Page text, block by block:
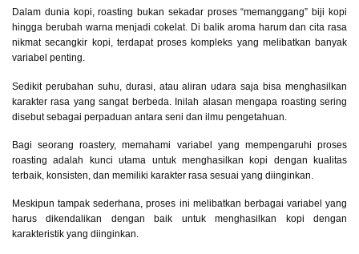
Dalam dunia kopi, roasting bukan sekadar proses “memanggang” biji kopi
hingga berubah warna menjadi cokelat. Di balik aroma harum dan cita rasa
nikmat secangkir kopi, terdapat proses kompleks yang melibatkan banyak
variabel penting.
Sedikit perubahan suhu, durasi, atau aliran udara saja bisa menghasilkan
karakter rasa yang sangat berbeda. Inilah alasan mengapa roasting sering
disebut sebagai perpaduan antara seni dan ilmu pengetahuan.
Bagi seorang roastery, memahami variabel yang mempengaruhi proses
roasting adalah kunci utama untuk menghasilkan kopi dengan kualitas
terbaik, konsisten, dan memiliki karakter rasa sesuai yang diinginkan.
Meskipun tampak sederhana, proses ini melibatkan berbagai variabel yang
harus dikendalikan dengan baik untuk menghasilkan kopi dengan
karakteristik yang diinginkan.